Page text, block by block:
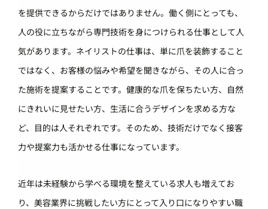
を提供できるからだけではありません。働く側にとっても、
人の役に立ちながら専門技術を身につけられる仕事として人
気があります。ネイリストの仕事は、単に爪を装飾すること
ではなく、お客様の悩みや希望を聞きながら、その人に合っ
た施術を提案することです。健康的な爪を保ちたい方、自然
にきれいに見せたい方、生活に合うデザインを求める方な
ど、目的は人それぞれです。そのため、技術だけでなく接客
力や提案力も活かせる仕事になっています。
近年は未経験から学べる環境を整えている求人も増えてお
り、美容業界に挑戦したい方にとって入り口になりやすい職